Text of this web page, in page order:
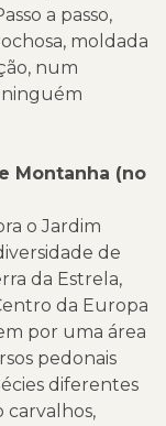
a passo,
moldada
num
Montanha (no
o Jardim
de
da Estrela,
da Europa
por uma área
pedonais
diferentes
carvalhos,